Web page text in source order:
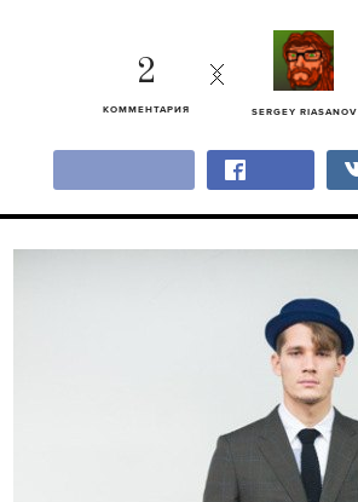
SERGEY RIASANOV
2
КОММЕНТАРИЯ